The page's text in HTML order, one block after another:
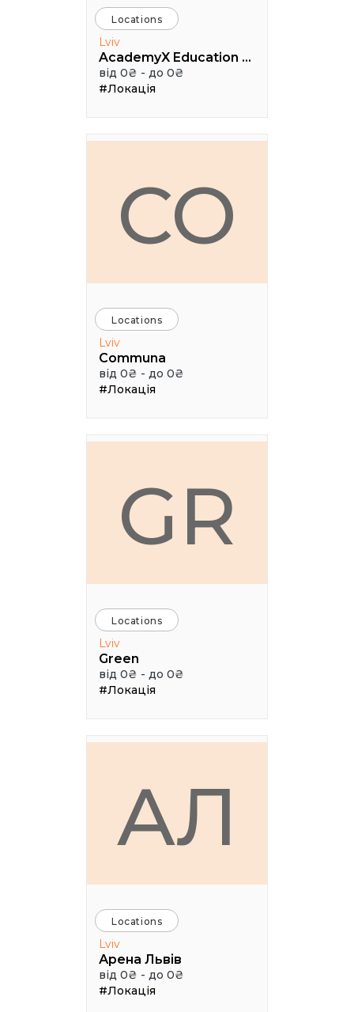
Locations
Lviv
AcademyX Education Hub
від 0₴ - до 0₴
#Локація
CO
Locations
Lviv
Communa
від 0₴ - до 0₴
#Локація
GR
Locations
Lviv
Green
від 0₴ - до 0₴
#Локація
АЛ
Locations
Lviv
Арена Львів
від 0₴ - до 0₴
#Локація